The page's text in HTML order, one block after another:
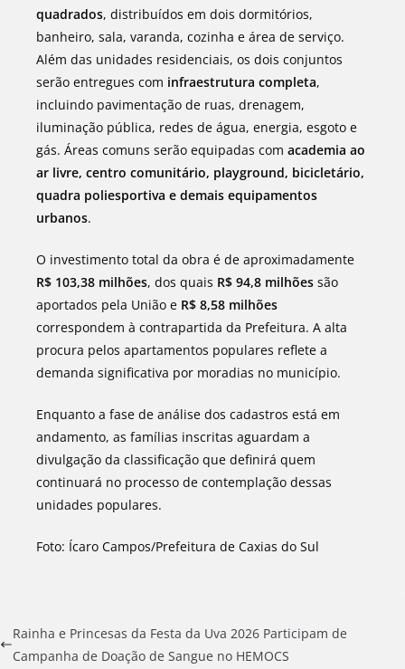
quadrados, distribuídos em dois dormitórios,
banheiro, sala, varanda, cozinha e área de serviço.
Além das unidades residenciais, os dois conjuntos
serão entregues com infraestrutura completa,
incluindo pavimentação de ruas, drenagem,
iluminação pública, redes de água, energia, esgoto e
gás. Áreas comuns serão equipadas com academia ao
ar livre, centro comunitário, playground, bicicletário,
quadra poliesportiva e demais equipamentos
urbanos.
O investimento total da obra é de aproximadamente
R$ 103,38 milhões, dos quais R$ 94,8 milhões são
aportados pela União e R$ 8,58 milhões
correspondem à contrapartida da Prefeitura. A alta
procura pelos apartamentos populares reflete a
demanda significativa por moradias no município.
Enquanto a fase de análise dos cadastros está em
andamento, as famílias inscritas aguardam a
divulgação da classificação que definirá quem
continuará no processo de contemplação dessas
unidades populares.
Foto: Ícaro Campos/Prefeitura de Caxias do Sul
Rainha e Princesas da Festa da Uva 2026 Participam de
Campanha de Doação de Sangue no HEMOCS